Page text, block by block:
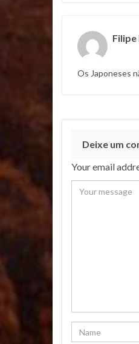
Filipe
Os Japoneses
Deixe um
Your email